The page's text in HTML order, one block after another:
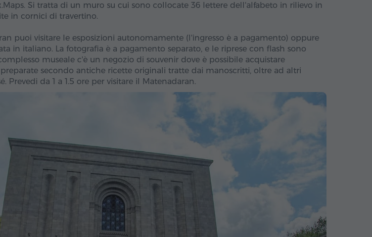
Si tratta di un muro su cui sono collocate 36 lettere dell'alfabeto in rilievo in
in cornici di travertino.
puoi visitare le esposizioni autonomamente (l'ingresso è a pagamento) oppure
in italiano. La fotografia è a pagamento separato, e le riprese con flash sono
museale c'è un negozio di souvenir dove è possibile acquistare
secondo antiche ricette originali tratte dai manoscritti, oltre ad altri
Prevedi da 1 a 1.5 ore per visitare il Matenadaran.